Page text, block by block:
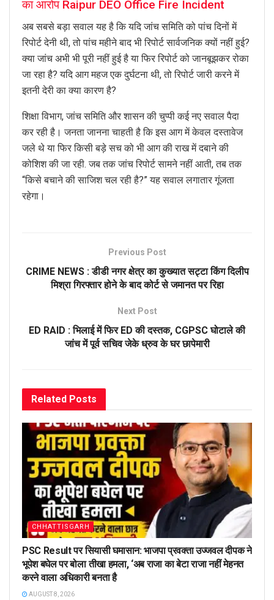
का आरोप Raipur DEO Office Fire Incident
अब सबसे बड़ा सवाल यह है कि यदि जांच समिति को पांच दिनों में
रिपोर्ट देनी थी, तो पांच महीने बाद भी रिपोर्ट सार्वजनिक क्यों नहीं हुई?
क्या जांच अभी भी पूरी नहीं हुई है या फिर रिपोर्ट को जानबूझकर रोका
जा रहा है? यदि आग महज एक दुर्घटना थी, तो रिपोर्ट जारी करने में
इतनी देरी का क्या कारण है?
शिक्षा विभाग, जांच समिति और शासन की चुप्पी कई नए सवाल पैदा
कर रही है। जनता जानना चाहती है कि इस आग में केवल दस्तावेज
जले थे या फिर किसी बड़े सच को भी आग की राख में दबाने की
कोशिश की जा रही. जब तक जांच रिपोर्ट सामने नहीं आती, तब तक
“किसे बचाने की साजिश चल रही है?” यह सवाल लगातार गूंजता
रहेगा।
Previous Post
CRIME NEWS : डीडी नगर क्षेत्र का कुख्यात सट्टा किंग दिलीप
मिश्रा गिरफ्तार होने के बाद कोर्ट से जमानत पर रिहा
Next Post
ED RAID : भिलाई में फिर ED की दस्तक, CGPSC घोटाले की
जांच में पूर्व सचिव जेके ध्रुव के घर छापेमारी
Related Posts
CHHATTISGARH
PSC Result पर सियासी घमासान: भाजपा प्रवक्ता उज्जवल दीपक ने
भूपेश बघेल पर बोला तीखा हमला, ‘अब राजा का बेटा राजा नहीं मेहनत
करने वाला अधिकारी बनता है
AUGUST 8, 2026